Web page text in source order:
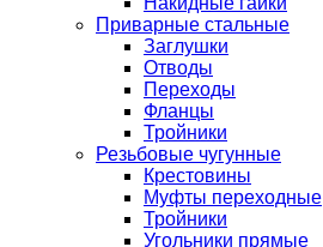
Приварные стальные
Заглушки
Отводы
Переходы
Фланцы
Тройники
Резьбовые чугунные
Крестовины
Муфты переходные
Тройники
Угольники прямые